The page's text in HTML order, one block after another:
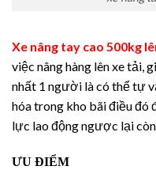
Xe nâng tay cao 500kg
việc nâng hàng lên xe tải,
nhất 1 người là có thể tự
hóa trong kho bãi điều đó
lực lao động ngược lại
ƯU ĐIỂM